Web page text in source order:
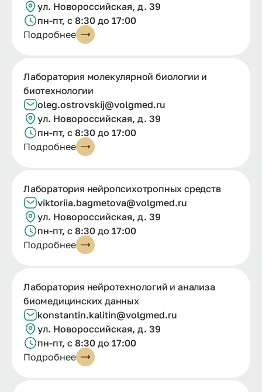
ул. Новороссийская, д. 39
пн-пт, с 8:30 до 17:00
Подробнее
Лаборатория молекулярной биологии и
биотехнологии
oleg.ostrovskij@volgmed.ru
ул. Новороссийская, д. 39
пн-пт, с 8:30 до 17:00
Подробнее
Лаборатория нейропсихотропных средств
viktoriia.bagmetova@volgmed.ru
ул. Новороссийская, д. 39
пн-пт, с 8:30 до 17:00
Подробнее
Лаборатория нейротехнологий и анализа
биомедицинских данных
konstantin.kalitin@volgmed.ru
ул. Новороссийская, д. 39
пн-пт, с 8:30 до 17:00
Подробнее